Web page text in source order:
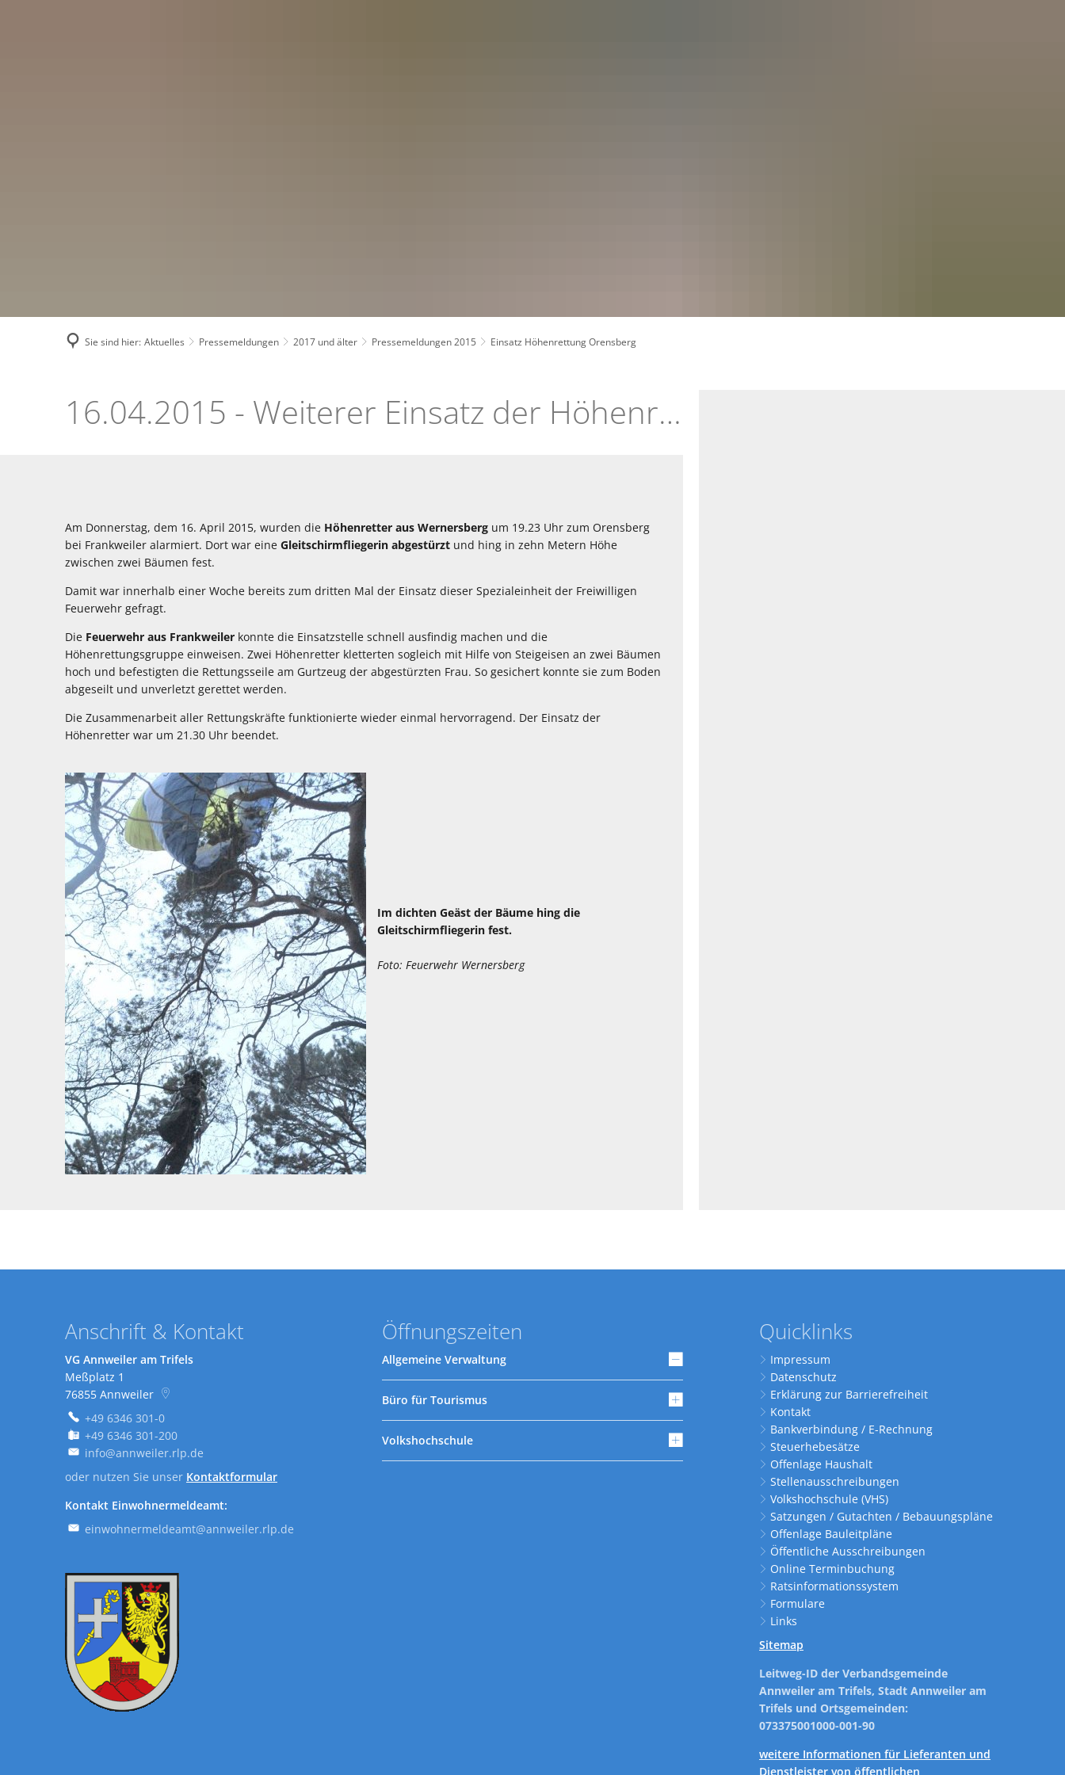
Sie sind hier: Aktuelles Pressemeldungen 2017 und älter Pressemeldungen 2015 Einsatz Höhenrettung Orensberg
Einsatz
16.04.2015 - Weiterer Einsatz der Höhenretter: Absturz am Orensfelsen
Am Donnerstag, dem 16. April 2015, wurden die Höhenretter aus Wernersberg um 19.23 Uhr zum Orensberg
bei Frankweiler alarmiert. Dort war eine Gleitschirmfliegerin abgestürzt und hing in zehn Metern Höhe
zwischen zwei Bäumen fest.
Damit war innerhalb einer Woche bereits zum dritten Mal der Einsatz dieser Spezialeinheit der Freiwilligen
Feuerwehr gefragt.
Die Feuerwehr aus Frankweiler konnte die Einsatzstelle schnell ausfindig machen und die
Höhenrettungsgruppe einweisen. Zwei Höhenretter kletterten sogleich mit Hilfe von Steigeisen an zwei Bäumen
hoch und befestigten die Rettungsseile am Gurtzeug der abgestürzten Frau. So gesichert konnte sie zum Boden
abgeseilt und unverletzt gerettet werden.
Die Zusammenarbeit aller Rettungskräfte funktionierte wieder einmal hervorragend. Der Einsatz der
Höhenretter war um 21.30 Uhr beendet.
Im dichten Geäst der Bäume hing die
Gleitschirmfliegerin fest.
Foto: Feuerwehr Wernersberg
Anschrift & Kontakt
VG Annweiler am Trifels
Meßplatz 1
76855 Annweiler
+49 6346 301-0
+49 6346 301-200
info@annweiler.rlp.de
oder nutzen Sie unser Kontaktformular
Kontakt Einwohnermeldeamt:
einwohnermeldeamt@annweiler.rlp.de
Öffnungszeiten
Allgemeine Verwaltung
Büro für Tourismus
Volkshochschule
Quicklinks
Impressum
Datenschutz
Erklärung zur Barrierefreiheit
Kontakt
Bankverbindung / E-Rechnung
Steuerhebesätze
Offenlage Haushalt
Stellenausschreibungen
Volkshochschule (VHS)
Satzungen / Gutachten / Bebauungspläne
Offenlage Bauleitpläne
Öffentliche Ausschreibungen
Online Terminbuchung
Ratsinformationssystem
Formulare
Links
Sitemap
Leitweg-ID der Verbandsgemeinde
Annweiler am Trifels, Stadt Annweiler am
Trifels und Ortsgemeinden:
073375001000-001-90
weitere Informationen für Lieferanten und
Dienstleister von öffentlichen